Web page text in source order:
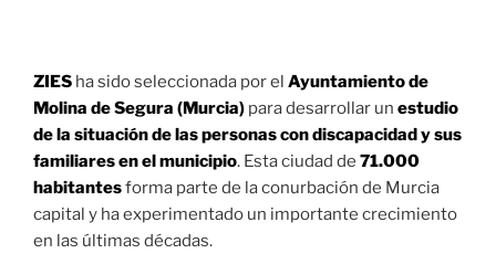
ZIES ha sido seleccionada por el Ayuntamiento de
Molina de Segura (Murcia) para desarrollar un estudio
de la situación de las personascon discapacidad y sus
familiares en el municipio. Esta ciudad de 71.000
habitantesforma parte de la conurbación de Murcia
capital y ha experimentado un importante crecimiento
en las últimas décadas.